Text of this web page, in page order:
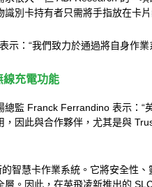
別卡持有者只需將手指放在卡
示：“我們致力於通過將自身作
線充電功能
監 Franck Ferrandino 表示：
因此與合作夥伴，尤其是與
智慧卡作業系統。它將安全性
。因此，在英飛凌新推出的